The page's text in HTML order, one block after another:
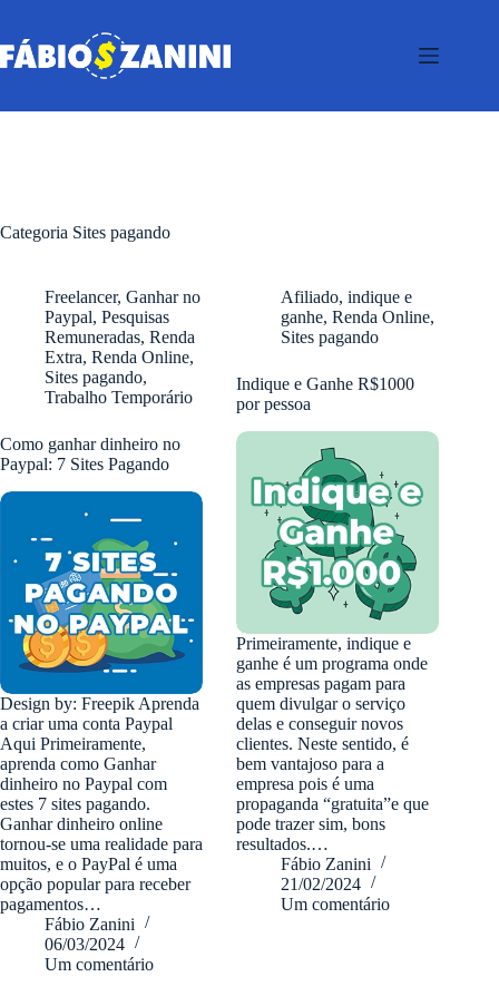
o
conteúdo
Categoria Sites pagando
Freelancer, Ganhar no
Paypal, Pesquisas
Remuneradas, Renda
Extra, Renda Online,
Sites pagando,
Trabalho Temporário
Como ganhar dinheiro no
Paypal: 7 Sites Pagando
Design by: Freepik Aprenda
a criar uma conta Paypal
Aqui Primeiramente,
aprenda como Ganhar
dinheiro no Paypal com
estes 7 sites pagando.
Ganhar dinheiro online
tornou-se uma realidade para
muitos, e o PayPal é uma
opção popular para receber
pagamentos…
Fábio Zanini
06/03/2024
Um comentário
Afiliado,indique e
ganhe,Renda Online,
Sites pagando
Indique e Ganhe R$1000
por pessoa
Primeiramente, indique e
ganhe é um programa onde
as empresas pagam para
quem divulgar o serviço
delas e conseguir novos
clientes. Neste sentido, é
bem vantajoso para a
empresa pois é uma
propaganda “gratuita”e que
pode trazer sim, bons
resultados.…
Fábio Zanini
21/02/2024
Um comentário